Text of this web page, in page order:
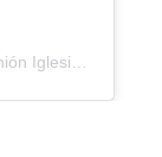
Una publicación compartida de Unión Iglesias Bautistas Chile (@unionbautista_ubach)